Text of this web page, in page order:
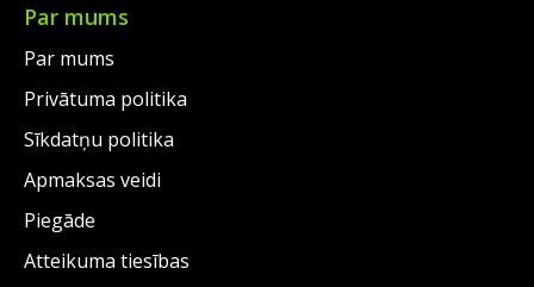
Par mums
Par mums
Privātuma politika
Sīkdatņu politika
Apmaksas veidi
Piegāde
Atteikuma tiesības